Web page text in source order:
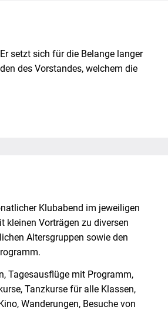
setzt sich für die Belange langer
des Vorstandes, welchem die
Klubabend im jeweiligen
kleinen Vorträgen zu diversen
Altersgruppen sowie den
Tagesausflüge mit Programm,
Tanzkurse für alle Klassen,
Wanderungen, Besuche von